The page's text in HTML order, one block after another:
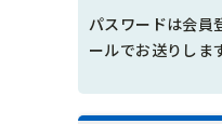
パスワードは会員
ールでお送りしま